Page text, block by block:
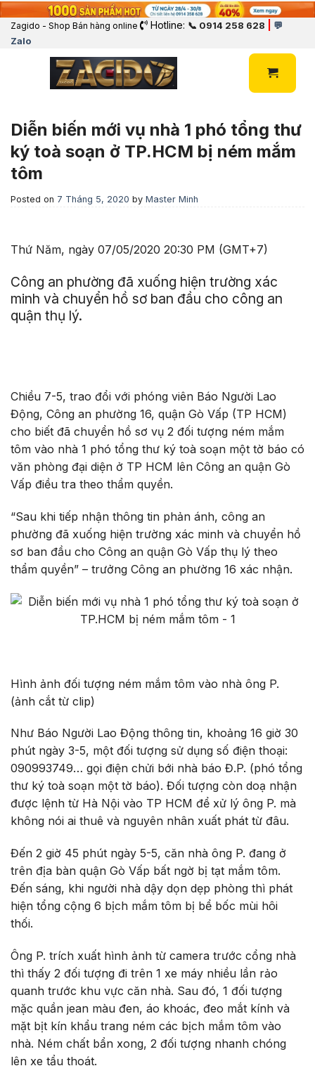
Zagido - Shop Bán hàng online Hotline: 📞 0914 258 628
💬
Zalo
Diễn biến mới vụ nhà 1 phó tổng thư
ký toà soạn ở TP.HCM bị ném mắm
tôm
Posted on 7 Tháng 5, 2020 by Master Minh
Thứ Năm, ngày 07/05/2020 20:30 PM (GMT+7)
Công an phường đã xuống hiện trường xác
minh và chuyển hồ sơ ban đầu cho công an
quận thụ lý.
Chiều 7-5, trao đổi với phóng viên Báo Người Lao
Động, Công an phường 16, quận Gò Vấp (TP HCM)
cho biết đã chuyển hồ sơ vụ 2 đối tượng ném mắm
tôm vào nhà 1 phó tổng thư ký toà soạn một tờ báo có
văn phòng đại diện ở TP HCM lên Công an quận Gò
Vấp điều tra theo thẩm quyền.
“Sau khi tiếp nhận thông tin phản ánh, công an
phường đã xuống hiện trường xác minh và chuyển hồ
sơ ban đầu cho Công an quận Gò Vấp thụ lý theo
thẩm quyền” – trưởng Công an phường 16 xác nhận.
Hình ảnh đối tượng ném mắm tôm vào nhà ông P.
(ảnh cắt từ clip)
Như Báo Người Lao Động thông tin, khoảng 16 giờ 30
phút ngày 3-5, một đối tượng sử dụng số điện thoại:
090993749… gọi điện chửi bới nhà báo Đ.P. (phó tổng
thư ký toà soạn một tờ báo). Đối tượng còn doạ nhận
được lệnh từ Hà Nội vào TP HCM để xử lý ông P. mà
không nói ai thuê và nguyên nhân xuất phát từ đâu.
Đến 2 giờ 45 phút ngày 5-5, căn nhà ông P. đang ở
trên địa bàn quận Gò Vấp bất ngờ bị tạt mắm tôm.
Đến sáng, khi người nhà dậy dọn dẹp phòng thì phát
hiện tổng cộng 6 bịch mắm tôm bị bể bốc mùi hôi
thối.
Ông P. trích xuất hình ảnh từ camera trước cổng nhà
thì thấy 2 đối tượng đi trên 1 xe máy nhiều lần rảo
quanh trước khu vực căn nhà. Sau đó, 1 đối tượng
mặc quần jean màu đen, áo khoác, đeo mắt kính và
mặt bịt kín khẩu trang ném các bịch mắm tôm vào
nhà. Ném chất bẩn xong, 2 đối tượng nhanh chóng
lên xe tẩu thoát.